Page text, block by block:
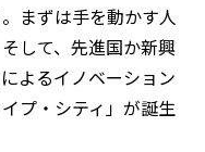
まずは手を動かす人
して、先進国か新興
よるイノベーション
プ・シティ」が誕生